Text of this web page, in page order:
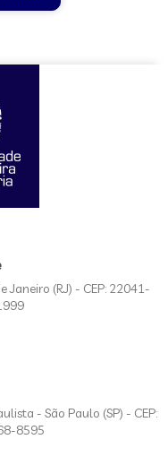
Janeiro (RJ) - CEP: 22041-
- São Paulo (SP) - CEP:
8595